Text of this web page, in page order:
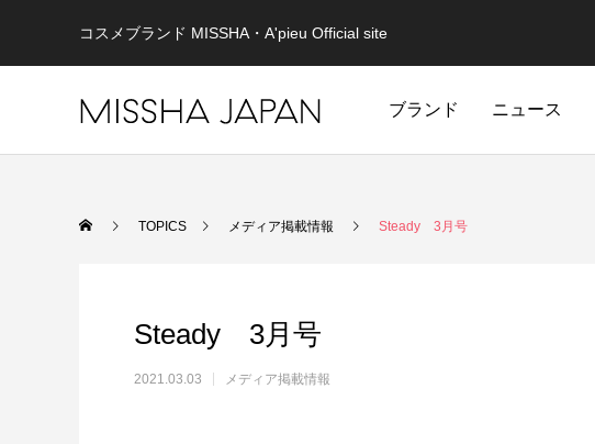
コスメブランド MISSHA・A'pieu Official site
ブランド ニュース
TOPICS メディア掲載情報 Steady 3月号
Steady 3月号
2021.03.03 メディア掲載情報